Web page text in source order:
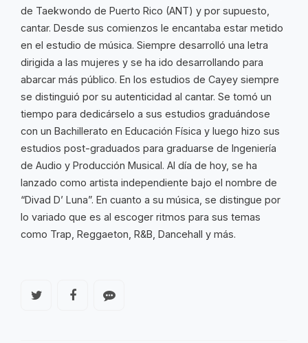
de Taekwondo de Puerto Rico (ANT) y por supuesto,
cantar. Desde sus comienzos le encantaba estar metido
en el estudio de música. Siempre desarrolló una letra
dirigida a las mujeres y se ha ido desarrollando para
abarcar más público. En los estudios de Cayey siempre
se distinguió por su autenticidad al cantar. Se tomó un
tiempo para dedicárselo a sus estudios graduándose
con un Bachillerato en Educación Física y luego hizo sus
estudios post-graduados para graduarse de Ingeniería
de Audio y Producción Musical. Al día de hoy, se ha
lanzado como artista independiente bajo el nombre de
“Divad D’ Luna”. En cuanto a su música, se distingue por
lo variado que es al escoger ritmos para sus temas
como Trap, Reggaeton, R&B, Dancehall y más.